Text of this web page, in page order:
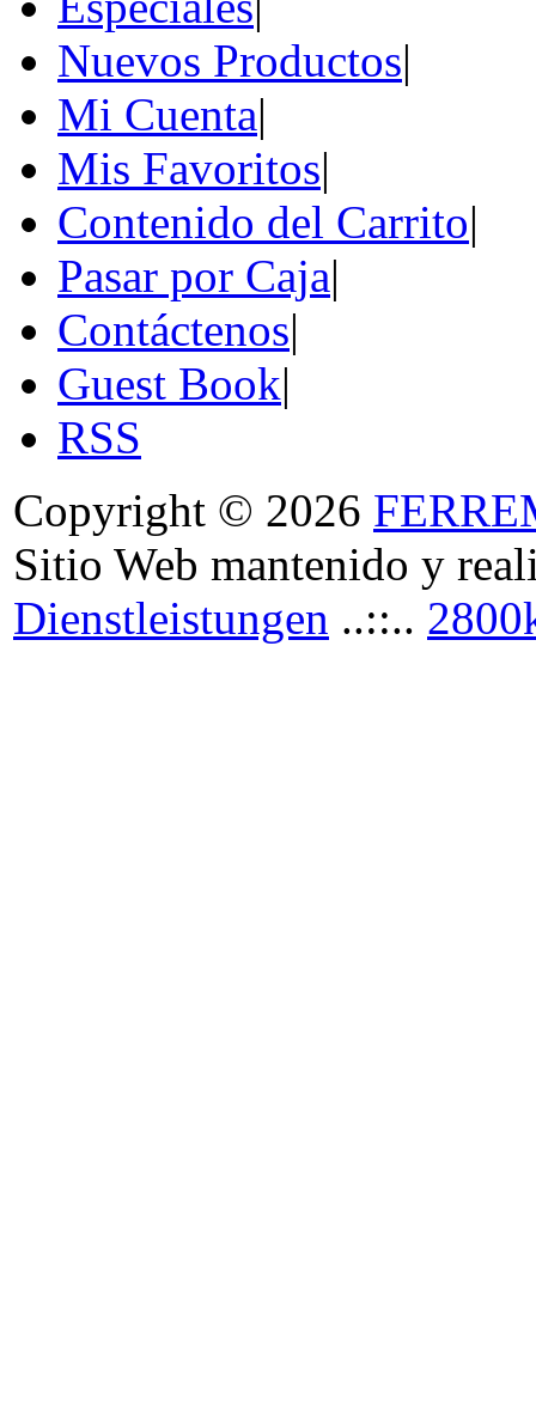
Nuevos Productos|
Mi Cuenta|
Mis Favoritos|
Contenido del Carrito|
Pasar por Caja|
Contáctenos|
Guest Book|
RSS
Copyright © 2026
Sitio Web mantenido y
Dienstleistungen ..::..